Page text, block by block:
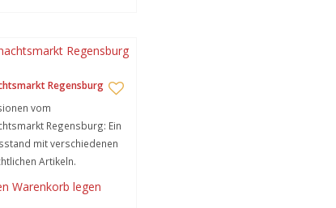
Regensburg
vom
Regensburg: Ein
mit verschiedenen
Artikeln.
Warenkorb legen